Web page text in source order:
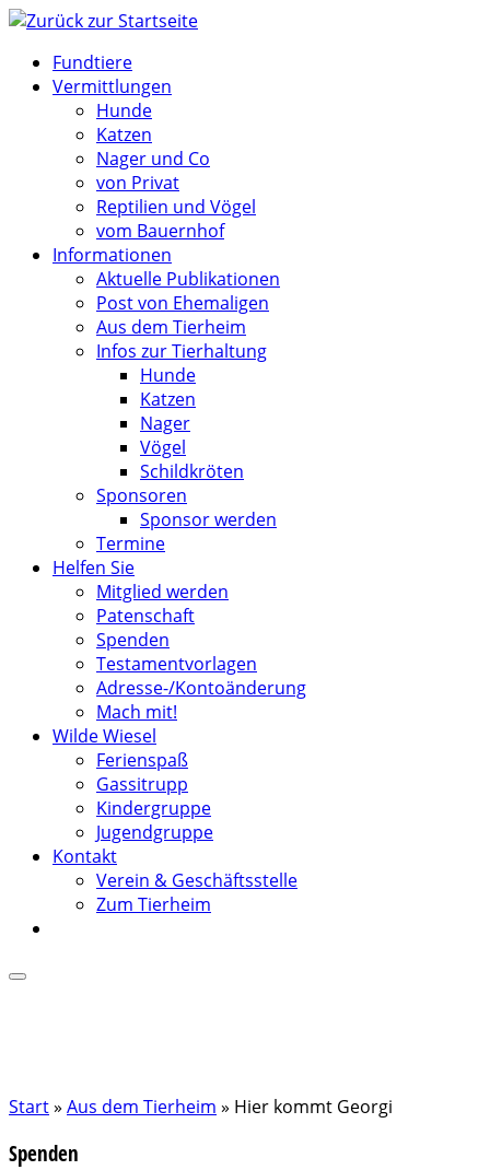
Zum
springenFundtiere
Vermittlungen
Hunde
Katzen
Nager und Co
von Privat
Reptilien und Vögel
vom Bauernhof
Informationen
Aktuelle Publikationen
Post von Ehemaligen
Aus dem Tierheim
Infos zur Tierhaltung
Hunde
Katzen
Nager
Vögel
Schildkröten
Sponsoren
Sponsor werden
Termine
Helfen Sie
Mitglied werden
Patenschaft
Spenden
Testamentvorlagen
Adresse-/Kontoänderung
Mach mit!
Wilde Wiesel
Ferienspaß
Gassitrupp
Kindergruppe
Jugendgruppe
Kontakt
Verein & Geschäftsstelle
Zum Tierheim
Start» Aus dem Tierheim » Hier kommt Georgi
Spenden